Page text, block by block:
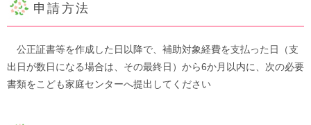
申請方法
公正証書等を作成した日以降で、補助対象経費を支払った日（支
出日が数日になる場合は、その最終日）から6か月以内に、次の必要
書類をこども家庭センターへ提出してください